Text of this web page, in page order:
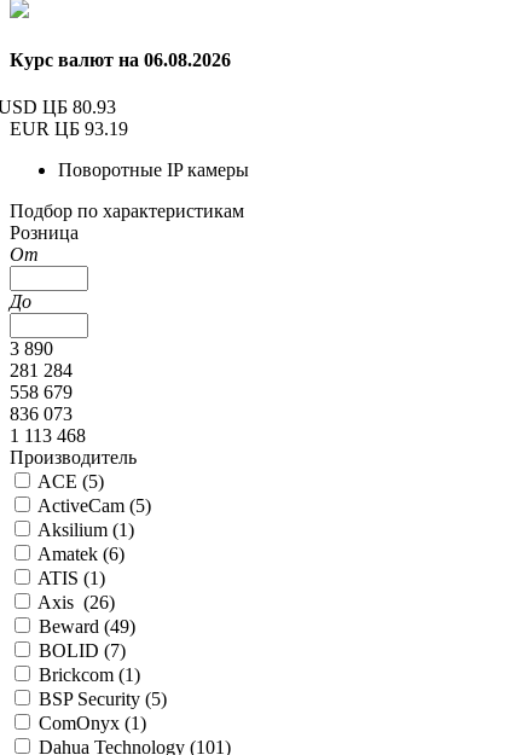
Курс валют на 06.08.2026
ЦБ 80.93
EUR ЦБ 93.19
Поворотные IP камеры
Подбор по характеристикам
Розница
От
До
3 890
281 284
558 679
836 073
1 113 468
Производитель
ACE (5)
ActiveCam (5)
Aksilium (1)
Amatek (6)
ATIS (1)
Axis (26)
Beward (49)
BOLID (7)
Brickcom (1)
BSP Security (5)
ComOnyx (1)
Dahua Technology (101)